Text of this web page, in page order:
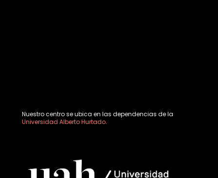
Nuestro centro se ubica en las dependencias de la
Universidad Alberto Hurtado.